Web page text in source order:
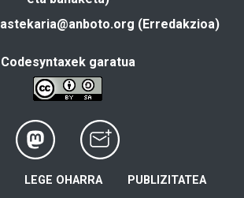
astekaria@anboto.org (Erredakzioa)
Codesyntaxek garatua
LEGE OHARRA PUBLIZITATEA